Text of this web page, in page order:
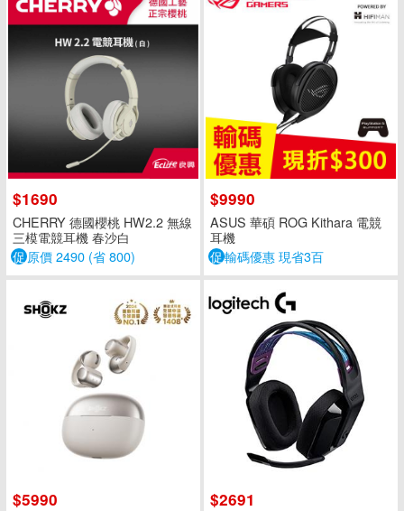
$1690
CHERRY 德國櫻桃 HW2.2 無線
三模電競耳機 春沙白
促原價 2490 (省 800)
$9990
ASUS 華碩 ROG Kithara 電競
耳機
促輸碼優惠 現省3百
$5990 $2691